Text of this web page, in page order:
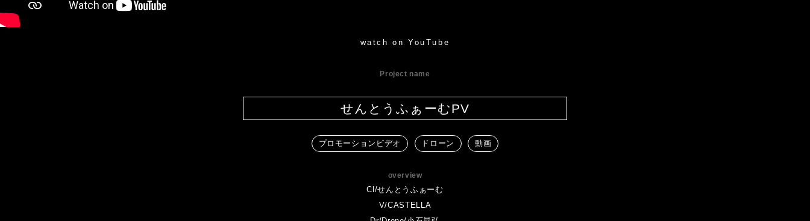
watch on YouTube
Project name
せんとうふぁーむPV
プロモーションビデオ ドローン 動画
overview
Cl/せんとうふぁーむ
V/CASTELLA